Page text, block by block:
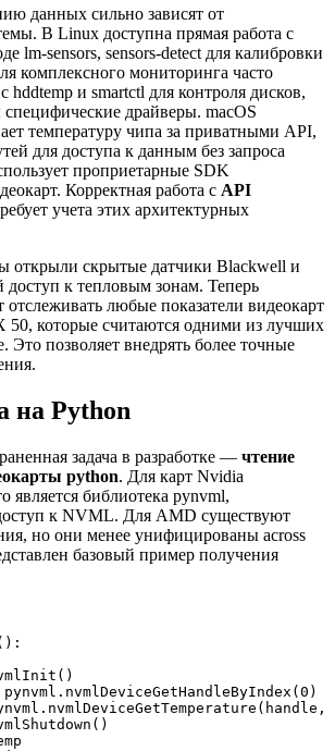
данных сильно зависят от
В Linux доступна прямая работа с
lm-sensors, sensors-detect для калибровки
комплексного мониторинга часто
hddtemp и smartctl для контроля дисков,
драйверы. macOS
температуру чипа за приватными API,
для доступа к данным без запроса
проприетарные SDK
Корректная работа с API
учета этих архитектурных
открыли скрытые датчики Blackwell и
доступ к тепловым зонам. Теперь
отслеживать любые показатели видеокарт
50, которые считаются одними из лучших
Это позволяет внедрять более точные
на Python
задача в разработке — чтение
python. Для карт Nvidia
является библиотека pynvml,
к NVML. Для AMD существуют
но они менее унифицированы across
базовый пример получения